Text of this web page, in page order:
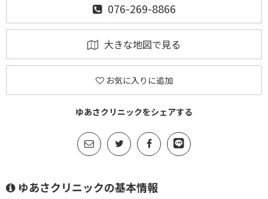
076-269-8866
大きな地図で見る
お気に入りに追加
ゆあさクリニックをシェアする
ゆあさクリニックの基本情報